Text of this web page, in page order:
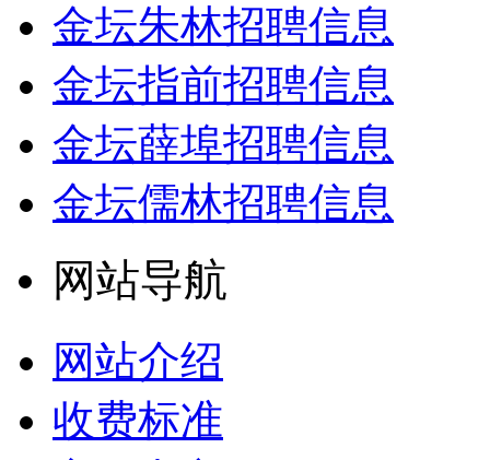
金坛朱林招聘信息
金坛指前招聘信息
金坛薛埠招聘信息
金坛儒林招聘信息
网站导航
网站介绍
收费标准